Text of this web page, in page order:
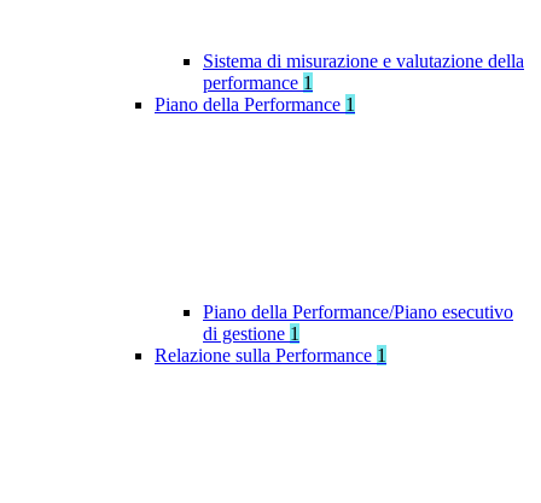
Sistema di misurazione e valutazione della
performance 1
Piano della Performance 1
Piano della Performance/Piano esecutivo
di gestione 1
Relazione sulla Performance 1